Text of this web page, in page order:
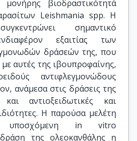
μονήρης βιοδραστικότητά
Leishmania spp. Η
σημαντικό
εξαιτίας των
δράσεών της, που
με αυτές της ιβουπροφαίνης,
αντιφλεγμονώδους
ανάμεσα στις δράσεις της
και αντιοξειδωτικές και
Η παρούσα μελέτη
υποσχόμενη in vitro
δράση της ολεοκανθάλης η